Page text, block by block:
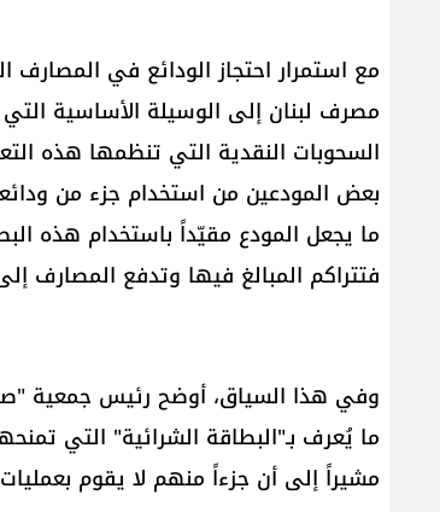
مع استمرار احتجاز الودائع في المصارف
مصرف لبنان إلى الوسيلة الأساسية
السحوبات النقدية التي تنظمها هذه
بعض المودعين من استخدام جزء من
ما يجعل المودع مقيّداً باستخدام هذه
فتتراكم المبالغ فيها وتدفع المصارف
وفي هذا السياق، أوضح رئيس جمعية
ما يُعرف بـ"البطاقة الشرائية" التي
مشيراً إلى أن جزءاً منهم لا يقوم